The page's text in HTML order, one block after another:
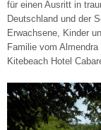
für einen Ausritt in
Deutschland und der
Erwachsene, Kinder
Familie vom
Kitebeach Hotel